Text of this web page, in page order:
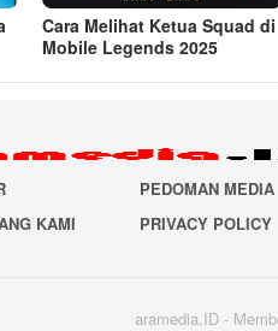
Cara Melihat Ketua Squad di
Mobile Legends 2025
PEDOMAN MEDIA
KAMI PRIVACY POLICY
aramedia.ID -